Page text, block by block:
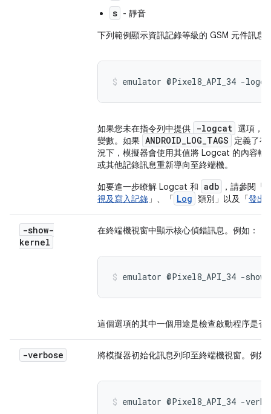
s - 靜音
下列範例顯示資訊記錄等級的 GSM 元件訊息
emulator @Pixel8_API_34 -
如果您未在指令列中提供 -logcat 選項，
變數。如果 ANDROID_LOG_TAGS
定義了
況下，模擬器會使用其值將 Logcat 的內容輸
或其他記錄訊息重新導向至終端機。
如要進一步瞭解 Logcat 和 adb ，請參閱「
視及寫入記錄 」、「 Log 類別」以及「發出
-show-
kernel
在終端機視窗中顯示核心偵錯訊息。例如：
emulator @Pixel8_API_34 -
這個選項的其中一個用途是檢查啟動程序是否
-verbose 將模擬器初始化訊息列印至終端機視窗。例如
emulator @Pixel8_API_34 -